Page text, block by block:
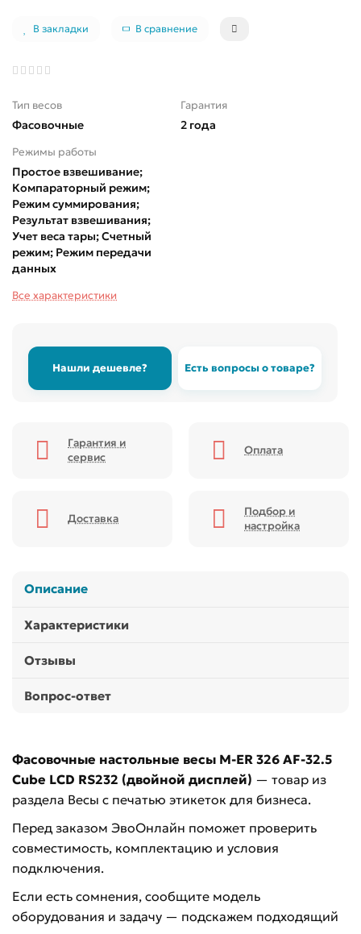
В закладки В сравнение
Тип весов
Фасовочные
Гарантия
2 года
Режимы работы
Простое взвешивание;
Компараторный режим;
Режим суммирования;
Результат взвешивания;
Учет веса тары; Счетный
режим; Режим передачи
данных
Все характеристики
Нашли дешевле? Есть вопросы о товаре?
Гарантия и
сервис
Оплата
Доставка
Подбор и
настройка
Описание
Характеристики
Отзывы
Вопрос-ответ
Фасовочные настольные весы M-ER 326 AF-32.5
Cube LCD RS232 (двойной дисплей) — товар из
раздела Весы с печатью этикеток для бизнеса.
Перед заказом ЭвоОнлайн поможет проверить
совместимость, комплектацию и условия
подключения.
Если есть сомнения, сообщите модель
оборудования и задачу — подскажем подходящий